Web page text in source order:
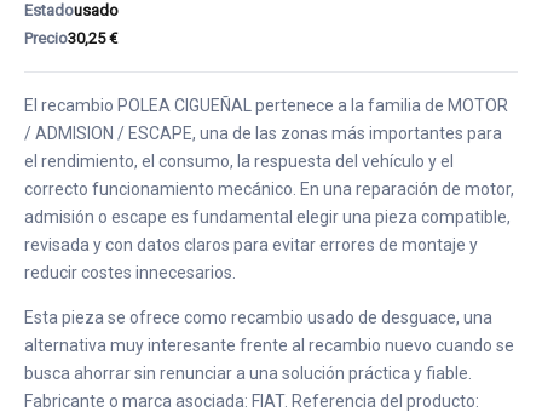
Estadousado
Precio30,25 €
El recambio POLEA CIGUEÑAL pertenece a la familia de MOTOR
/ ADMISION / ESCAPE, una de las zonas más importantes para
el rendimiento, el consumo, la respuesta del vehículo y el
correcto funcionamiento mecánico. En una reparación de motor,
admisión o escape es fundamental elegir una pieza compatible,
revisada y con datos claros para evitar errores de montaje y
reducir costes innecesarios.
Esta pieza se ofrece como recambio usado de desguace, una
alternativa muy interesante frente al recambio nuevo cuando se
busca ahorrar sin renunciar a una solución práctica y fiable.
Fabricante o marca asociada: FIAT. Referencia del producto: